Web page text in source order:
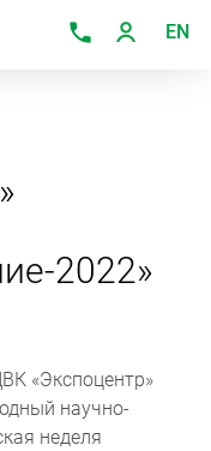
EN
2022»
«Экспоцентр»
научно-
неделя